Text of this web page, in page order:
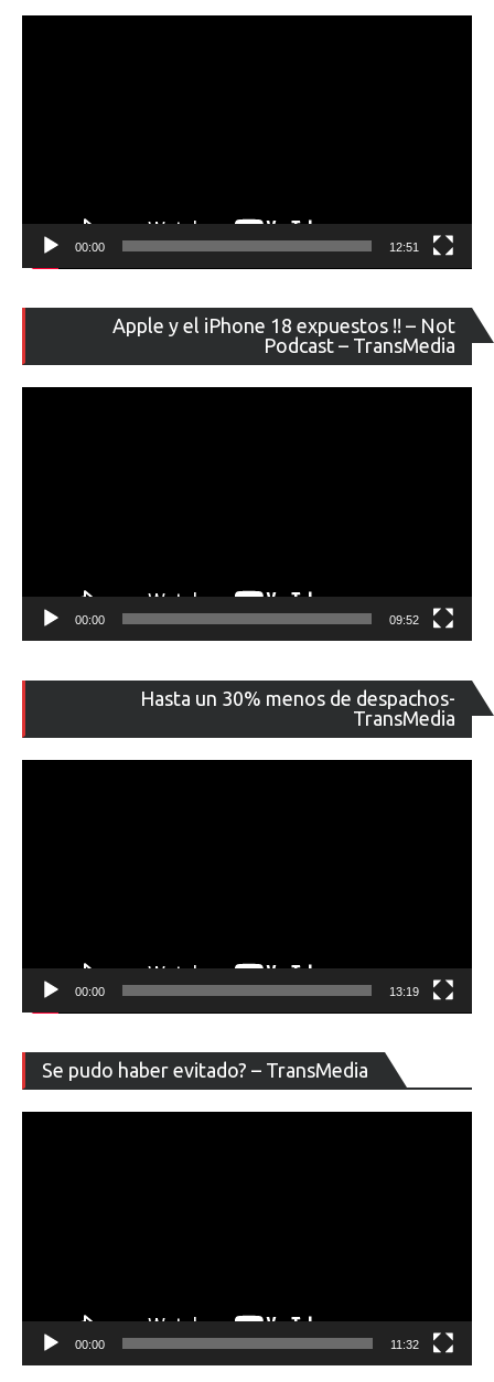
00:00 12:51
Apple y el iPhone 18 expuestos !! – Not
Podcast – TransMedia
de
00:00 09:52
Hasta un 30% menos de despachos-
TransMedia
de
00:00 13:19
Se pudo haber evitado? – TransMedia
de
00:00 11:32